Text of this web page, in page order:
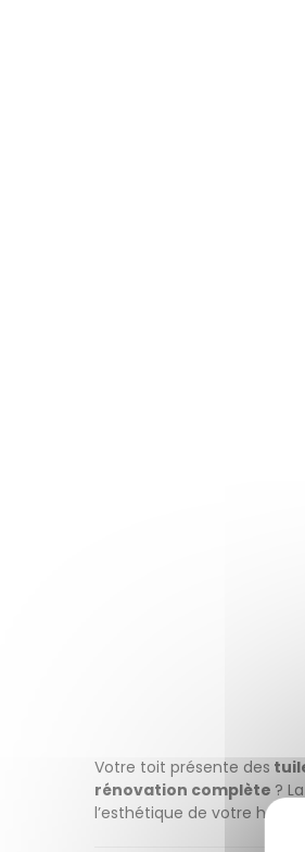
Votre toit présente des
rénovation complète ?
l’esthétique de votre